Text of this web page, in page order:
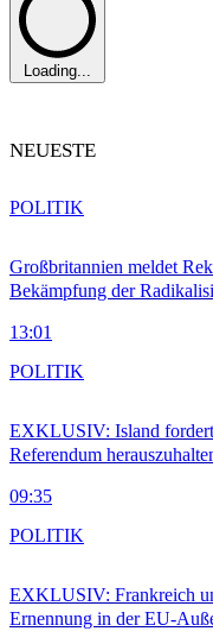
Loading...
NEUESTE
Großbritannien meldet
Bekämpfung der
13:01
POLITIK
EXKLUSIV: Island
Referendum
09:35
POLITIK
EXKLUSIV: Frankreich
Ernennung in der EU-
POLITIK